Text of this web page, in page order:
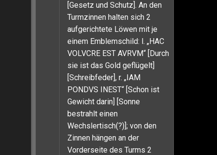
[Gesetz und Schutz]. An den
Turmzinnen halten sich 2
aufgerichtete Löwen mit je
einem Emblemschild: l. „HAC
VOLVCRE EST AVRVM“ [Durch
sie ist das Gold geflügelt]
[Schreibfeder], r. „IAM
PONDVS INEST“ [Schon ist
Gewicht darin] [Sonne
bestrahlt einen
Wechslertisch(?)]; von den
Zinnen hängen an der
Vorderseite des Turms 2